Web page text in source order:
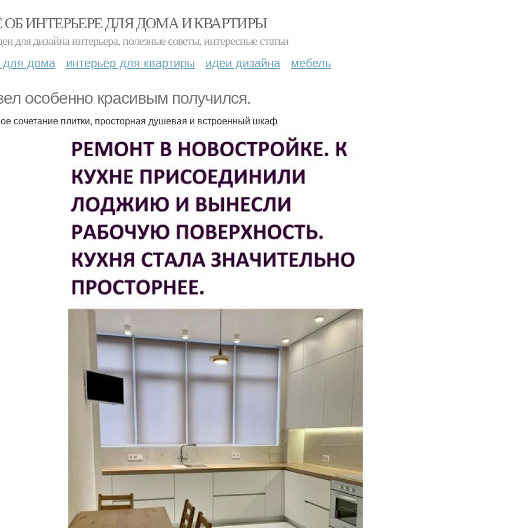
ОБ ИНТЕРЬЕРЕ ДЛЯ ДОМА И КВАРТИРЫ
для дизайна интерьера, полезные советы, интересные статьи
для дома интерьер для квартиры идеи дизайна мебель
особенно красивым получился.
сочетание плитки, просторная душевая и встроенный шкаф